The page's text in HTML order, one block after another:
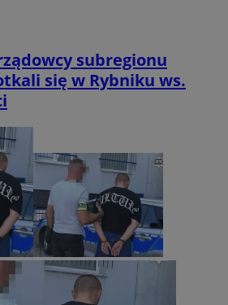
subregionu
się w Rybniku ws.